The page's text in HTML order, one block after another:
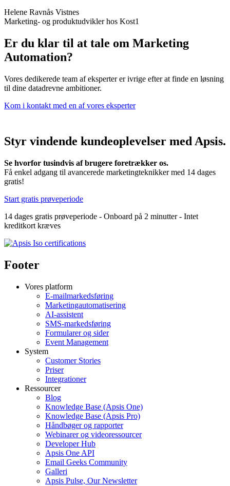
Helene Ravnås Vistnes
Marketing- og produktudvikler hos Kost1
Er du klar til at tale om Marketing
Automation?
Vores dedikerede team af eksperter er ivrige efter at finde en løsning
til dine datadrevne ambitioner.
Kom i kontakt med en af vores eksperter
Styr vindende kundeoplevelser med Apsis.
Se hvorfor tusindvis af brugere foretrækker os.
Få enkel adgang til avancerede marketingteknikker med 14 dages
gratis!
Start gratis prøveperiode
14 dages gratis prøveperiode - Onboard på 2 minutter - Intet
kreditkort kræves
Footer
Vores platform
E-mailmarkedsføring
Marketingautomatisering
AI-assistent
SMS-markedsføring
Formularer og sider
Event Management
System
Customer Stories
Priser
Integrationer
Ressourcer
Blog
Knowledge Base (Apsis One)
Knowledge Base (Apsis Pro)
Håndbøger og rapporter
Webinarer og videoressourcer
Developer Hub
Apsis One API
Email Geeks Community
Galleri
Apsis Pulse, Our Newsletter